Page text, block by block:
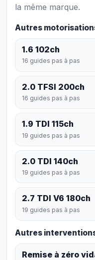
la même marque.
Autres
1.6 102ch
16 guides pas à pas
2.0 TFSI 200ch
16 guides pas à pas
1.9 TDI 115ch
19 guides pas à pas
2.0 TDI 140ch
19 guides pas à pas
2.7 TDI V6 180ch
19 guides pas à pas
Autres
Remise à zéro